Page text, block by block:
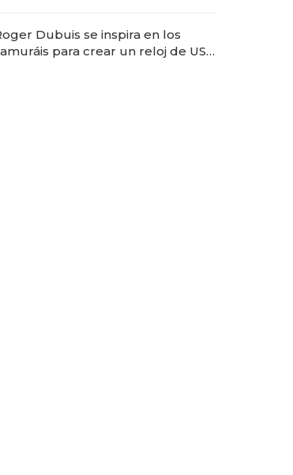
Dubuis se inspira en los
para crear un reloj de US$